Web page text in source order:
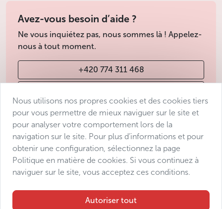
Avez-vous besoin d’aide ?
Ne vous inquiétez pas, nous sommes là ! Appelez-
nous à tout moment.
+420 774 311 468
Conditions de vente
Protection des données
Déclaration d’accessibilité
Manage consent
Nous utilisons nos propres cookies et des cookies tiers
pour vous permettre de mieux naviguer sur le site et
pour analyser votre comportement lors de la
navigation sur le site. Pour plus d’informations et pour
obtenir une configuration, sélectionnez la page
Politique en matière de cookies. Si vous continuez à
naviguer sur le site, vous acceptez ces conditions.
Autoriser tout